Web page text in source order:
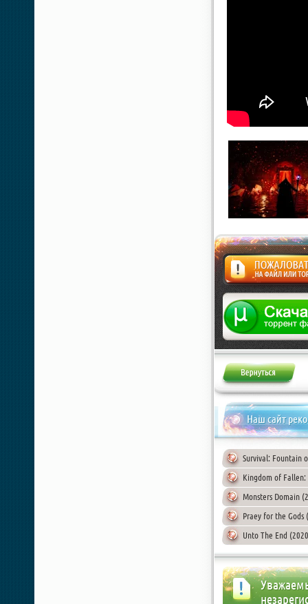
Жалоба
Наш сайт
Survival: Fountain
Kingdom of Fallen:
Monsters Domain
Praey for the Gods
Unto The End